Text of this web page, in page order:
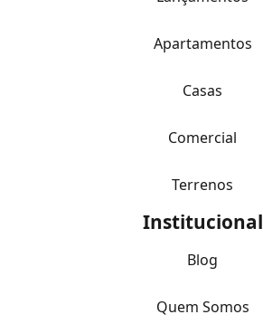
Apartamentos
Casas
Comercial
Terrenos
Institucional
Blog
Quem Somos